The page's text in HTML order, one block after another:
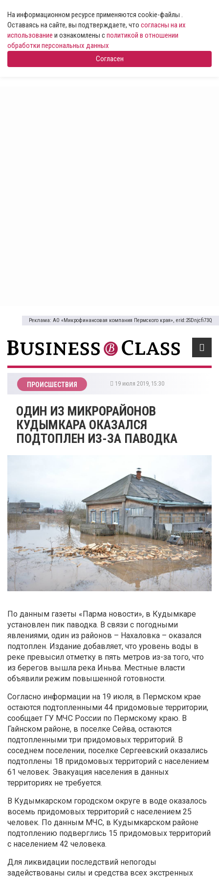
На информационном ресурсе применяются cookie-файлы .
Оставаясь на сайте, вы подтверждаете, что согласны на их
использование и ознакомлены сполитикой в отношении
обработки персональных данных
Согласен
Реклама: АО «Микрофинансовая компания Пермского края», erid:2SDnjcfi73Q
ПРОИСШЕСТВИЯ 19 июля 2019, 15:30
ОДИН ИЗ МИКРОРАЙОНОВ
КУДЫМКАРА ОКАЗАЛСЯ
ПОДТОПЛЕН ИЗ-ЗА ПАВОДКА
По данным газеты «Парма новости», в Кудымкаре
установлен пик паводка. В связи с погодными
явлениями, один из районов – Нахаловка – оказался
подтоплен. Издание добавляет, что уровень воды в
реке превысил отметку в пять метров из-за того, что
из берегов вышла река Иньва. Местные власти
объявили режим повышенной готовности.
Согласно информации на 19 июля, в Пермском крае
остаются подтопленными 44 придомовые территории,
сообщает ГУ МЧС России по Пермскому краю. В
Гайнском районе, в поселке Сейва, остаются
подтопленными три придомовых территорий. В
соседнем поселении, поселке Сергеевский оказались
подтоплены 18 придомовых территорий с населением
61 человек. Эвакуация населения в данных
территориях не требуется.
В Кудымкарском городском округе в воде оказалось
восемь придомовых территорий с населением 25
человек. По данным МЧС, в Кудымкарском районе
подтоплению подверглись 15 придомовых территорий
с населением 42 человека.
Для ликвидации последствий непогоды
задействованы силы и средства всех экстренных